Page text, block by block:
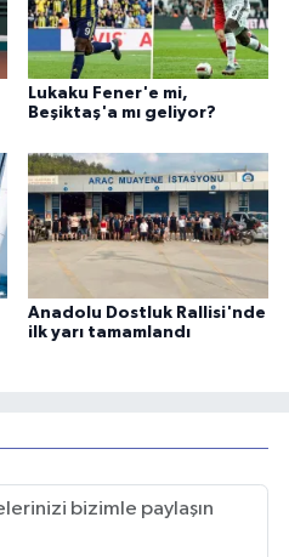
Lukaku Fener'e mi,
Beşiktaş'a mı geliyor?
Anadolu Dostluk Rallisi'nde
ilk yarı tamamlandı